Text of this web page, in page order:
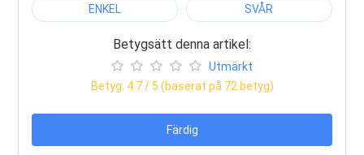
ENKEL SVÅR
Betygsätt denna artikel:
Utmärkt
Betyg: 4.7/ 5 (baserat på 72betyg)
Färdig